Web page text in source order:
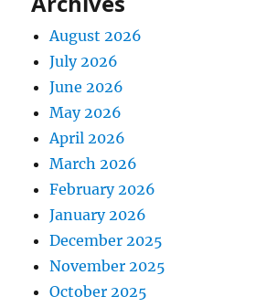
August 2026
July 2026
June 2026
May 2026
April 2026
March 2026
February 2026
January 2026
December 2025
November 2025
October 2025